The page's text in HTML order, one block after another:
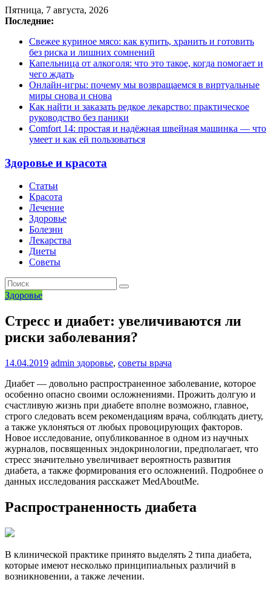
Пятница, 7 августа, 2026
Последние:
Свежее куриное мясо: как купить, хранить и готовить
без риска и лишних сомнений
Капельница от алкоголя: что это такое, когда помогает и
чего ждать
Онлайн-игры: почему мы возвращаемся в виртуальные
миры снова и снова
Как найти и заказать редкое лекарство: практическое
руководство без паники
Comfort 14: простая и надёжная швейная машинка — что
умеет и как ей пользоваться
Здоровье и красота
Статьи
Красота
Лечение
Здоровье
Болезни
Лекарства
Диеты
Советы
Здоровье
Стресс и диабет: увеличиваются ли
риски заболевания?
14.04.2019 admin здоровье, советы врача
Диабет — довольно распространенное заболевание, которое
особенно опасно своими осложнениями. Прожить долгую и
счастливую жизнь при диабете вполне возможно, главное,
строго следовать всем рекомендациям врача, соблюдать диету,
а также уклоняться от любых провоцирующих факторов.
Новое исследование, опубликованное в одном из научных
журналов, посвященных эндокринологии, предполагает, что
стресс значительно увеличивает вероятность развития
диабета, а также формирования его осложнений. Подробнее о
данных исследования расскажет MedAboutMe.
Распространенность диабета
В клинической практике принято выделять 2 типа диабета,
которые имеют несколько принципиальных различий в
возникновении, а также лечении.